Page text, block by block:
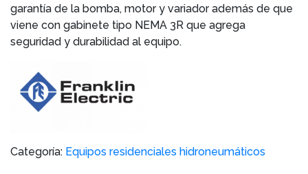
garantía de la bomba, motor y variador además de que
viene con gabinete tipo NEMA 3R que agrega
seguridad y durabilidad al equipo.
Categoría: Equipos residenciales hidroneumáticos